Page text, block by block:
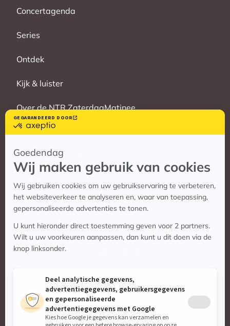
Concertagenda
Series
Ontdek
Kijk & luister
Over de NTR ZaterdagMatinee
Vrienden
Veelgestelde vragen
Contact
Contact
Vragen? Bekijk de contactpagina
Stuur ons een e-mail:
info@zaterdagmatinee.nl